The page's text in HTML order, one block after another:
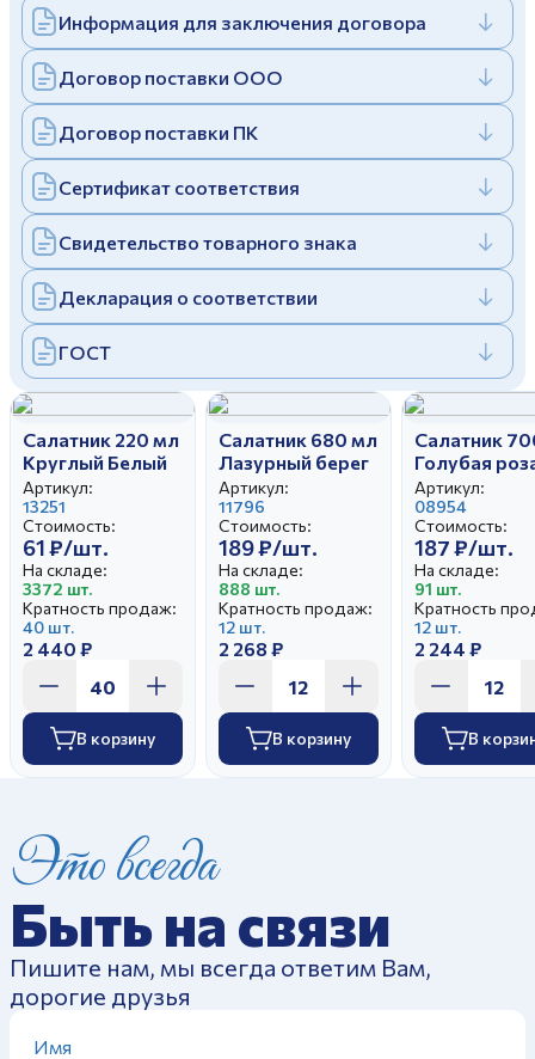
Отправить
Заполняя и отправляя форму, вы соглашаетесь
cполитикой конфиденциальности
Заполняя и отправляя форму, вы соглашаетесь
cполитикой конфиденциальности
Дулевский фарфоровый завод ©
Политика конфиденциальности
Информация для заключения договора
Договор поставки ООО
Договор поставки ПК
Сертификат соответствия
Свидетельство товарного знака
Декларация о соответствии
ГОСТ
Салатник 220 мл
Круглый Белый
Артикул:
13251
Стоимость:
61 ₽/шт.
На складе:
3372 шт.
Кратность продаж:
40 шт.
2 440 ₽
В корзину
Салатник 680 мл
Лазурный берег
Артикул:
11796
Стоимость:
189 ₽/шт.
На складе:
888 шт.
Кратность продаж:
12 шт.
2 268 ₽
В корзину
Салатник
Голубая
Алый мак
Артикул:
08954
Стоимость:
187 ₽/шт.
На складе:
91 шт.
Кратность
12 шт.
2 244 ₽
В
Это всегда
Быть на связи
Пишите нам, мы всегда ответим Вам,
дорогие друзья